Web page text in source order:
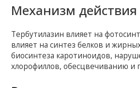
Механизм
Тербутилазин влияет на
влияет на синтез белков и
биосинтеза каротиноидов,
хлорофиллов, обесцвечиванию и